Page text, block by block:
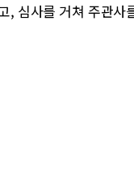
, 심사를 거쳐 주관사